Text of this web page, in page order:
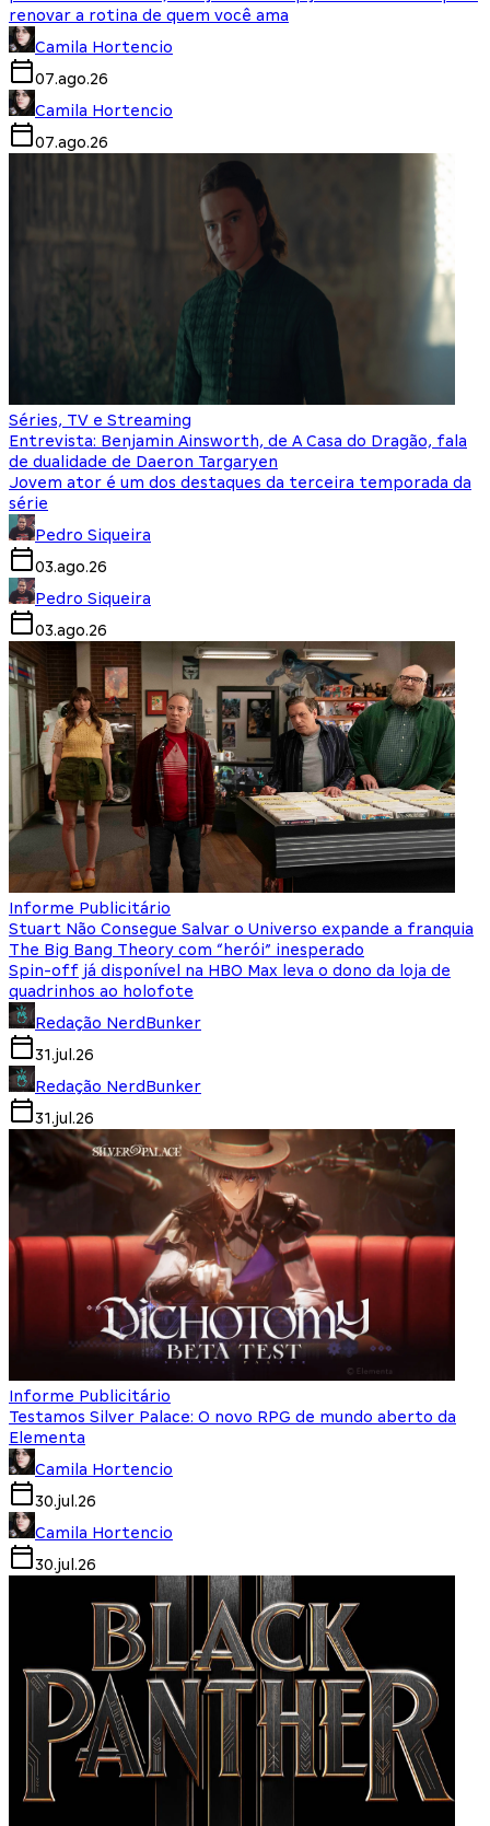
renovar a rotina de quem você ama
Camila Hortencio
07.ago.26
Camila Hortencio
07.ago.26
Séries, TV e Streaming
Entrevista: Benjamin Ainsworth, de A Casa do Dragão, fala
de dualidade de Daeron Targaryen
Jovem ator é um dos destaques da terceira temporada da
série
Pedro Siqueira
03.ago.26
Pedro Siqueira
03.ago.26
Informe Publicitário
Stuart Não Consegue Salvar o Universo expande a franquia
The Big Bang Theory com “herói” inesperado
Spin-off já disponível na HBO Max leva o dono da loja de
quadrinhos ao holofote
Redação NerdBunker
31.jul.26
Redação NerdBunker
31.jul.26
Informe Publicitário
Testamos Silver Palace: O novo RPG de mundo aberto da
Elementa
Camila Hortencio
30.jul.26
Camila Hortencio
30.jul.26